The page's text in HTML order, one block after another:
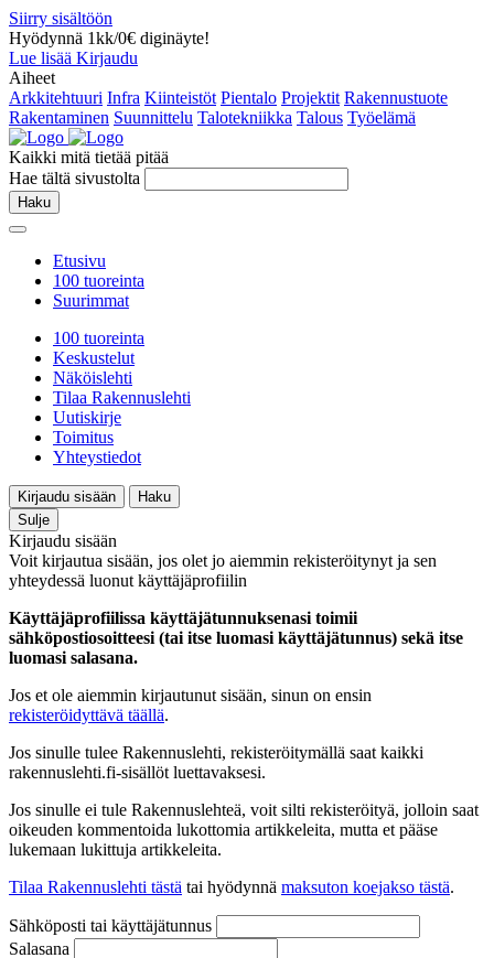
Siirry sisältöön
Hyödynnä 1kk/0€ diginäyte!
Lue lisää Kirjaudu
Aiheet
Arkkitehtuuri Infra Kiinteistöt Pientalo Projektit Rakennustuote
Rakentaminen Suunnittelu Talotekniikka Talous Työelämä
Kaikki mitä tietää pitää
Hae tältä sivustolta
Haku
Etusivu
100 tuoreinta
Suurimmat
100 tuoreinta
Keskustelut
Näköislehti
Tilaa Rakennuslehti
Uutiskirje
Toimitus
Yhteystiedot
Kirjaudu sisään
Haku
Sulje
Kirjaudu sisään
Voit kirjautua sisään, jos olet jo aiemmin rekisteröitynyt ja sen
yhteydessä luonut käyttäjäprofiilin
Käyttäjäprofiilissa käyttäjätunnuksenasi toimii
sähköpostiosoitteesi (tai itse luomasi käyttäjätunnus) sekä itse
luomasi salasana.
Jos et ole aiemmin kirjautunut sisään, sinun on ensin
rekisteröidyttävä täällä.
Jos sinulle tulee Rakennuslehti, rekisteröitymällä saat kaikki
rakennuslehti.fi-sisällöt luettavaksesi.
Jos sinulle ei tule Rakennuslehteä, voit silti rekisteröityä, jolloin saat
oikeuden kommentoida lukottomia artikkeleita, mutta et pääse
lukemaan lukittuja artikkeleita.
Tilaa Rakennuslehti tästä tai hyödynnä maksuton koejakso tästä.
Sähköposti tai käyttäjätunnus
Salasana